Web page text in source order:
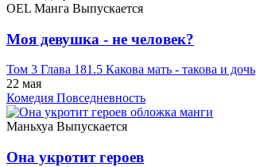
OEL Манга Выпускается
Моя девушка - не человек?
Том 3 Глава 181.5 Какова мать - такова и дочь
22 мая
Комедия Повседневность
Маньхуа Выпускается
Она укротит героев